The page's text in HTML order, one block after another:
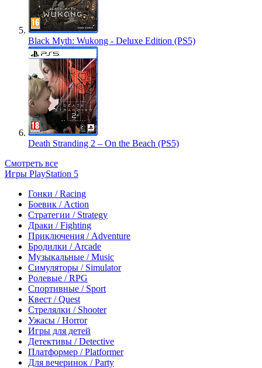
Black Myth: Wukong - Deluxe Edition (PS5)
Death Stranding 2 – On the Beach (PS5)
Смотреть все
Игры PlayStation 5
Гонки / Racing
Боевик / Action
Стратегии / Strategy
Драки / Fighting
Приключения / Adventure
Бродилки / Arcade
Музыкальные / Music
Симуляторы / Simulator
Ролевые / RPG
Спортивные / Sport
Квест / Quest
Стрелялки / Shooter
Ужасы / Horror
Игры для детей
Детективы / Detective
Платформер / Platformer
Для вечеринок / Party